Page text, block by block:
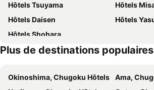
マリンハウス加賀
Matsue No
Tabinomado
(Ryokan)
mahoro-matsue
Rainbow Plaza
Matsueshinjiko
Hotel AreaOne Sakaiminato Marina
Hotel
Hôtels Tsuyama
Hôtels
Hôtels Daisen
Hôtels
Hôtels Shobara
Plus de destinations populaires
Okinoshima, Chugoku Hôtels
Ama,